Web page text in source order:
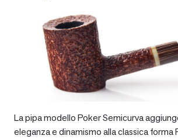
La pipa modello Poker Semicurva
eleganza e dinamismo alla classica forma